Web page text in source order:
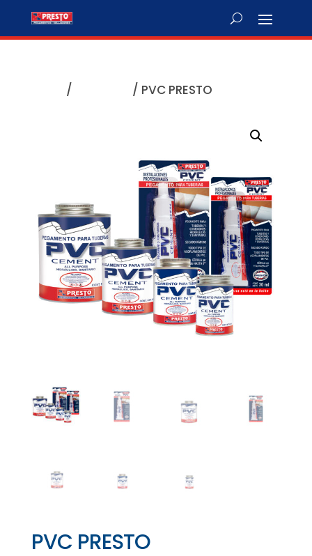
/ / PVC PRESTO
PVC PRESTO